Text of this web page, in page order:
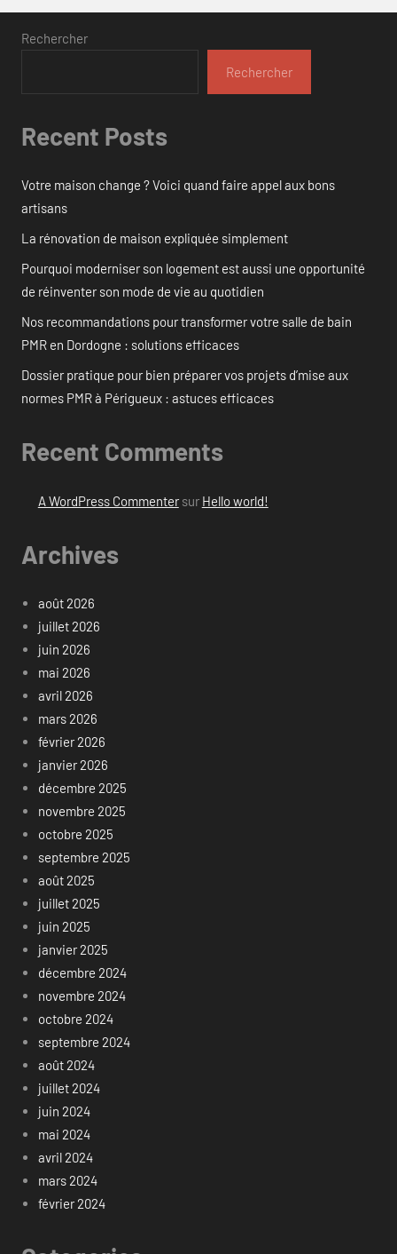
Rechercher
Rechercher
Recent Posts
Votre maison change ? Voici quand faire appel aux bons
artisans
La rénovation de maison expliquée simplement
Pourquoi moderniser son logement est aussi une opportunité
de réinventer son mode de vie au quotidien
Nos recommandations pour transformer votre salle de bain
PMR en Dordogne : solutions efficaces
Dossier pratique pour bien préparer vos projets d’mise aux
normes PMR à Périgueux : astuces efficaces
Recent Comments
A WordPress Commentersur Hello world!
Archives
août 2026
juillet 2026
juin 2026
mai 2026
avril 2026
mars 2026
février 2026
janvier 2026
décembre 2025
novembre 2025
octobre 2025
septembre 2025
août 2025
juillet 2025
juin 2025
janvier 2025
décembre 2024
novembre 2024
octobre 2024
septembre 2024
août 2024
juillet 2024
juin 2024
mai 2024
avril 2024
mars 2024
février 2024